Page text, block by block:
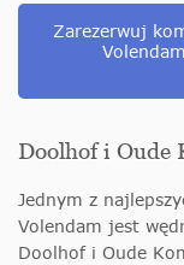
Zarezerwuj
Doolhof i Oude
Jednym z
Volendam jest
Doolhof i Oude